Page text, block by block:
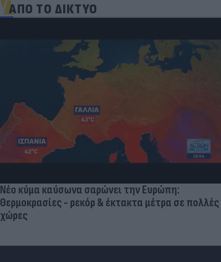
ΑΠΟ ΤΟ ΔΙΚΤΥΟ
Δέκα εκατομμύρια followers δεν κάνουν λάθος- Η
Ντιλέτα Λεότα με μαγιό έγινε ξανά viral (photos)